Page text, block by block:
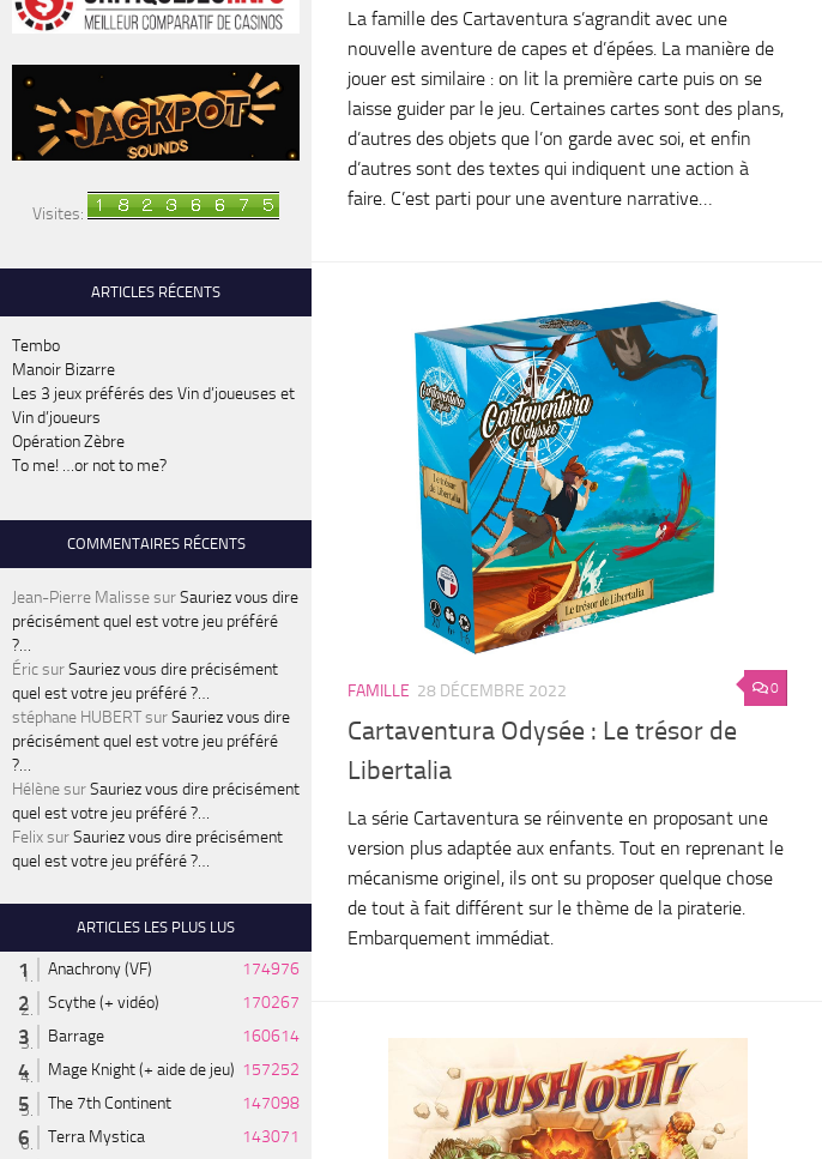
La famille des Cartaventura s’agrandit avec une
nouvelle aventure de capes et d’épées. La manière de
jouer est similaire : on lit la première carte puis on se
laisse guider par le jeu. Certaines cartes sont des plans,
d’autres des objets que l’on garde avec soi, et enfin
d’autres sont des textes qui indiquent une action à
faire. C’est parti pour une aventure narrative…
0
FAMILLE 28 DÉCEMBRE 2022
Cartaventura Odysée : Le trésor de
Libertalia
La série Cartaventura se réinvente en proposant une
version plus adaptée aux enfants. Tout en reprenant le
mécanisme originel, ils ont su proposer quelque chose
de tout à fait différent sur le thème de la piraterie.
Embarquement immédiat.
Visites:
ARTICLES RÉCENTS
Tembo
Manoir Bizarre
Les 3 jeux préférés des Vin d’joueuses et
Vin d’joueurs
Opération Zèbre
To me! …or not to me?
COMMENTAIRES RÉCENTS
Jean-Pierre MalissesurSauriez vous dire
précisément quel est votre jeu préféré
?…
ÉricsurSauriez vous dire précisément
quel est votre jeu préféré ?…
stéphane HUBERTsurSauriez vous dire
précisément quel est votre jeu préféré
?…
HélènesurSauriez vous dire précisément
quel est votre jeu préféré ?…
FelixsurSauriez vous dire précisément
quel est votre jeu préféré ?…
ARTICLES LES PLUS LUS
Anachrony (VF)
174976
Scythe (+ vidéo)
170267
Barrage
160614
Mage Knight (+ aide de jeu) 157252
The 7th Continent
147098
Terra Mystica
143071